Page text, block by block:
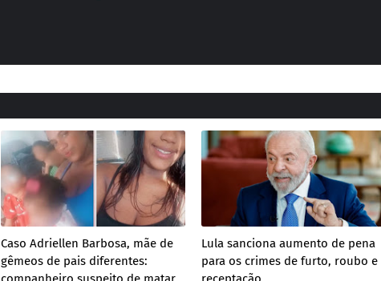
Caso Adriellen Barbosa, mãe de
gêmeos de pais diferentes:
Lula sanciona aumento de pena
para os crimes de furto, roubo e